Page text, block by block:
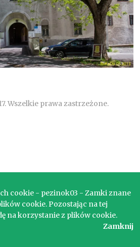
Wszelkie prawa zastrzeżone.
cookie - pezinok03 - Zamki znane
cookie. Pozostając na tej
na korzystanie z plików cookie.
Zamknij